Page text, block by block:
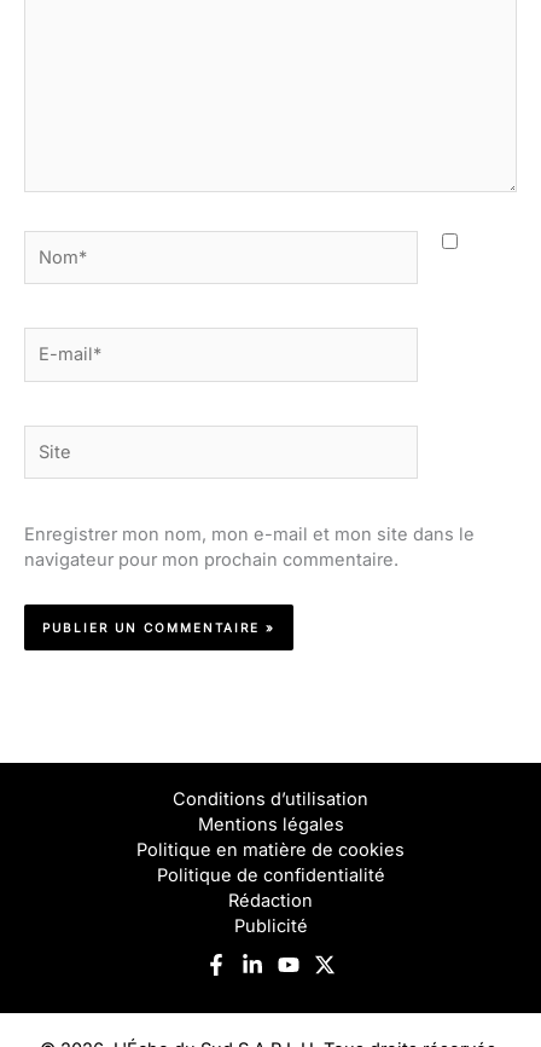
mail*
Enregistrer mon nom, mon e-mail et mon site dans le
navigateur pour mon prochain commentaire.
Conditions d’utilisation
Mentions légales
Politique en matière de cookies
Politique de confidentialité
Rédaction
Publicité